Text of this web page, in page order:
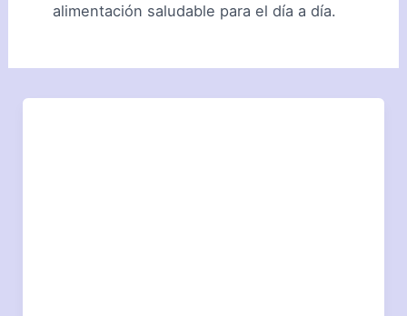
alimentación saludable para el día a día.